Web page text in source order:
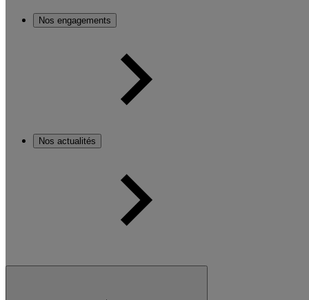
Nos engagements
Nos actualités